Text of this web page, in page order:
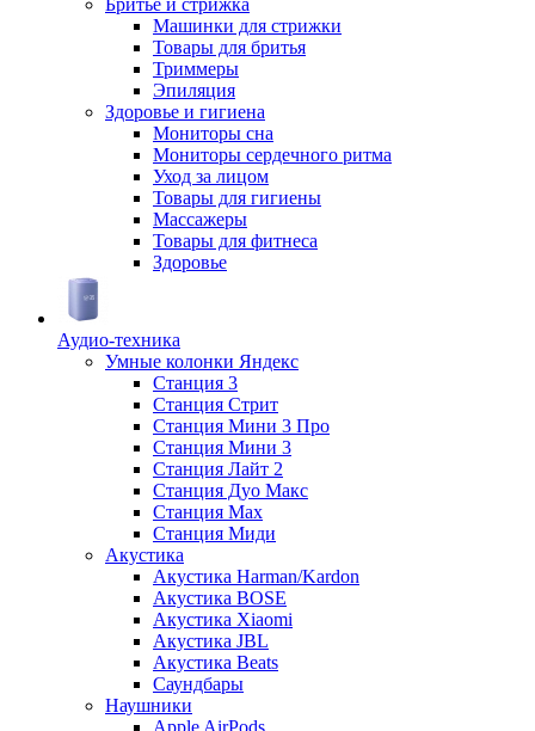
Бритьё и стрижка
Машинки для стрижки
Товары для бритья
Триммеры
Эпиляция
Здоровье и гигиена
Мониторы сна
Мониторы сердечного ритма
Уход за лицом
Товары для гигиены
Массажеры
Товары для фитнеса
Здоровье
Аудио-техника
Умные колонки Яндекс
Станция 3
Станция Стрит
Станция Мини 3 Про
Станция Мини 3
Станция Лайт 2
Станция Дуо Макс
Станция Max
Станция Миди
Акустика
Акустика Harman/Kardon
Акустика BOSE
Акустика Xiaomi
Акустика JBL
Акустика Beats
Саундбары
Наушники
Apple AirPods